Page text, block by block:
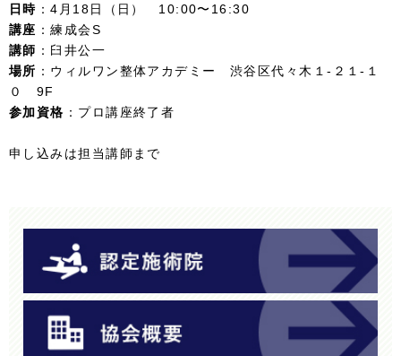
日時 ：4月18日（日） 10:00〜16:30
講座 ：練成会S
講師 ：臼井公一
場所 ：ウィルワン整体アカデミー 渋谷区代々木１-２１-１
０ 9F
参加資格 ：プロ講座終了者
申し込みは担当講師まで